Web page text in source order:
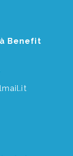
Benefit